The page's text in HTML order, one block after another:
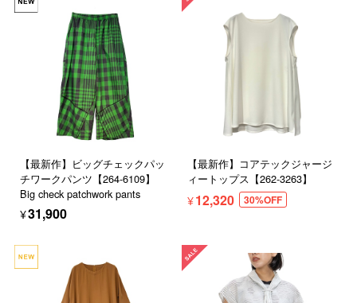
【最新作】ビッグチェックパッ
チワークパンツ【264-6109】
Big check patchwork pants
¥31,900
【最新作】コアテックジャージ
ィートップス【262-3263】
¥12,320 30%OFF